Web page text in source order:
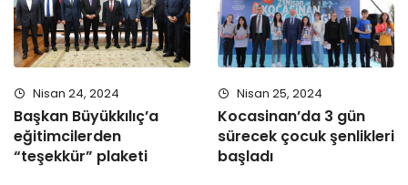
Nisan 24, 2024
Başkan Büyükkılıç’a
eğitimcilerden
“teşekkür” plaketi
Nisan 25, 2024
Kocasinan’da 3 gün
sürecek çocuk şenlikleri
başladı